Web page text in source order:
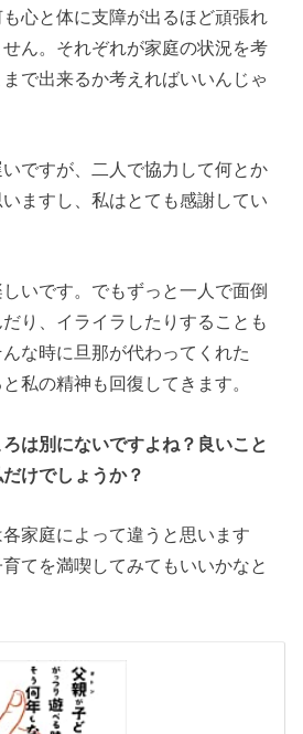
心と体に支障が出るほど頑張れ
ん。それぞれが家庭の状況を考
で出来るか考えればいいんじゃ
ですが、二人で協力して何とか
ますし、私はとても感謝してい
いです。でもずっと一人で面倒
り、イライラしたりすることも
な時に旦那が代わってくれた
私の精神も回復してきます。
は別にないですよね？良いこと
けでしょうか？
家庭によって違うと思います
てを満喫してみてもいいかなと